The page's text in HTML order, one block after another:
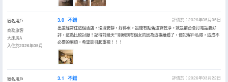
匿名用戶
商務旅客
大床房A
入住於2026年05月
3.0 不錯
評價於：2026年05月05日
出差經常住這個酒店，環境安靜，好停車，設施有點舊還算乾淨。就是前台會打電話要好
評，這點比較討厭！記得前幾天**剛刷到有個女的因為這事離婚了，侵犯客戶私隱，造成不
必要的麻煩，希望能引起重視！！！
匿名用戶
3.1 不錯
評價於：2026年03月22日